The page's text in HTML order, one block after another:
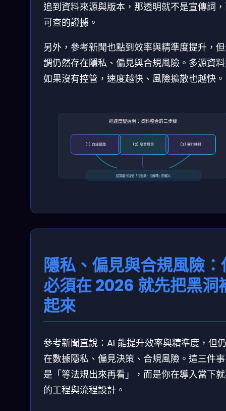
追到資料來源與版本，那透明就不是宣傳詞
可查的證據。
另外，參考新聞也點到效率與精準度提升，
調仍然存在隱私、偏見與合規風險。多源資
如果沒有控管，速度越快、風險擴散也越快。
把速度變透明：資料整合的三步驟
(1) 血緣追蹤 (2) 語意對齊 (3) 審計映射
結算層只接受「可追溯、可解釋」的輸入
隱私、偏見與合規風險：
必須在 2026 就先把黑洞
起來
參考新聞直說：AI 能提升效率與精準度，但
在數據隱私、偏見決策、合規風險。這三件
是「等法規出來再看」，而是你在導入當下
的工程與流程設計。